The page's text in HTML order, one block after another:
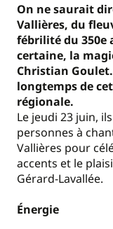
On ne saurait
Vallières, du
fébrilité du 350e
certaine, la
Christian
longtemps de
régionale.
Le jeudi 23 juin,
personnes à
Vallières pour
accents et le
Gérard-Lavallée.
Énergie